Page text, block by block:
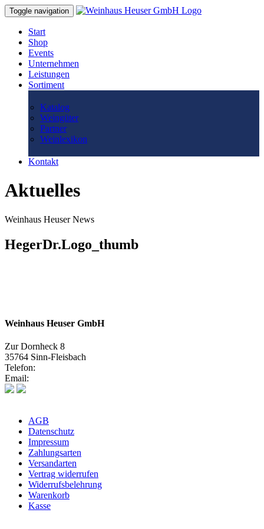
Toggle navigation
Start
Shop
Events
Unternehmen
Leistungen
Sortiment
Katalog
Weingüter
Partner
Weinlexikon
Kontakt
Aktuelles
Weinhaus Heuser News
HegerDr.Logo_thumb
Weinhaus Heuser GmbH
Zur Dornheck 8
35764 Sinn-Fleisbach
Telefon:
Email:
AGB
Datenschutz
Impressum
Zahlungsarten
Versandarten
Vertrag widerrufen
Widerrufsbelehrung
Warenkorb
Kasse